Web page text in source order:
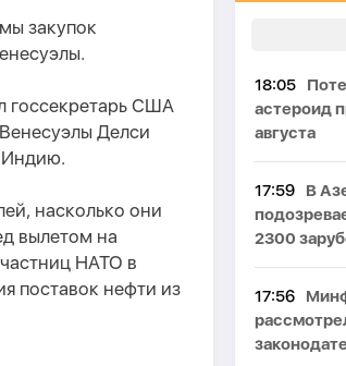
закупок
госсекретарь США
Делси
Индию.
насколько они
вылетом на
НАТО в
поставок нефти из
18:05
астероид
августа
17:59
В
2300
17:56